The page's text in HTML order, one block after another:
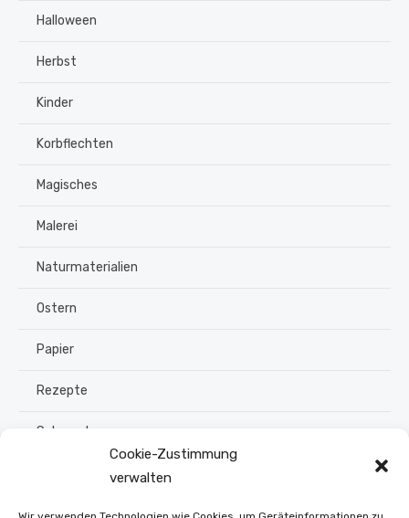
Cookie-Zustimmung
verwalten
Halloween
Herbst
Kinder
Korbflechten
Magisches
Malerei
Naturmaterialien
Ostern
Papier
Rezepte
Schmuck
Upcycling